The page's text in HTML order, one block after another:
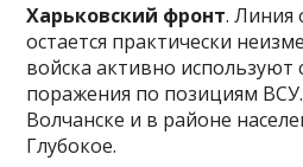
Харьковский фронт. Линия
остается практически
войска активно используют
поражения по позициям
Волчанске и в районе
Глубокое.